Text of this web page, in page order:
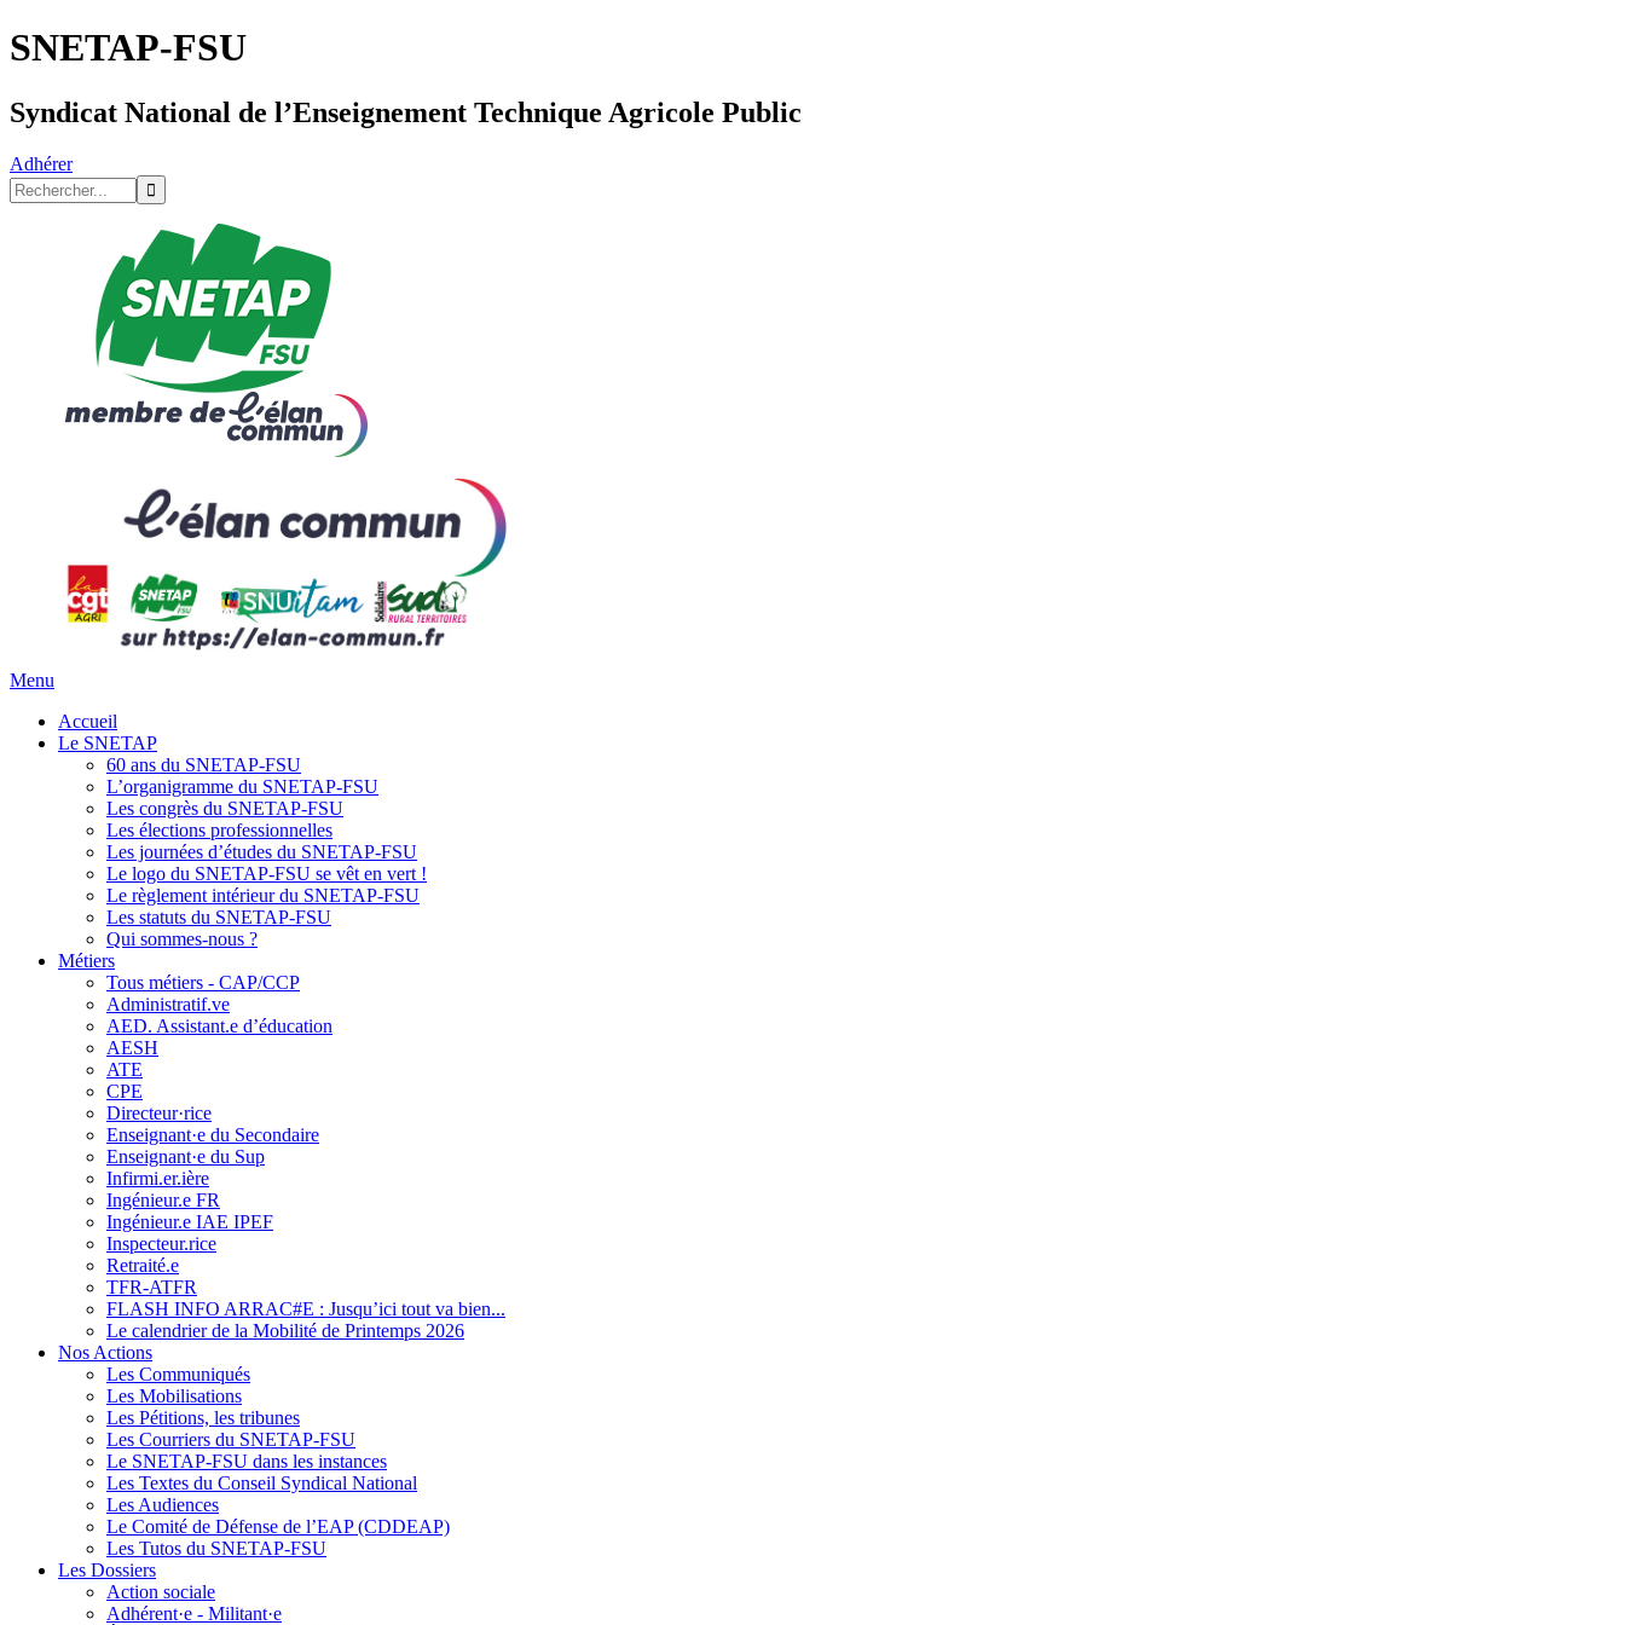
SNETAP-FSU
Syndicat National de l’Enseignement Technique Agricole Public
Adhérer
Menu
Accueil
Le SNETAP
60 ans du SNETAP-FSU
L’organigramme du SNETAP-FSU
Les congrès du SNETAP-FSU
Les élections professionnelles
Les journées d’études du SNETAP-FSU
Le logo du SNETAP-FSU se vêt en vert !
Le règlement intérieur du SNETAP-FSU
Les statuts du SNETAP-FSU
Qui sommes-nous ?
Métiers
Tous métiers - CAP/CCP
Administratif.ve
AED. Assistant.e d’éducation
AESH
ATE
CPE
Directeur·rice
Enseignant·e du Secondaire
Enseignant·e du Sup
Infirmi.er.ière
Ingénieur.e FR
Ingénieur.e IAE IPEF
Inspecteur.rice
Retraité.e
TFR-ATFR
FLASH INFO ARRAC#E : Jusqu’ici tout va bien...
Le calendrier de la Mobilité de Printemps 2026
Nos Actions
Les Communiqués
Les Mobilisations
Les Pétitions, les tribunes
Les Courriers du SNETAP-FSU
Le SNETAP-FSU dans les instances
Les Textes du Conseil Syndical National
Les Audiences
Le Comité de Défense de l’EAP (CDDEAP)
Les Tutos du SNETAP-FSU
Les Dossiers
Action sociale
Adhérent·e - Militant·e